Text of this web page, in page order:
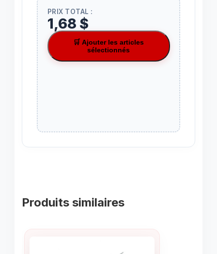
PRIX TOTAL :
1,68 $
🛒 Ajouter les articles
sélectionnés
Produits similaires